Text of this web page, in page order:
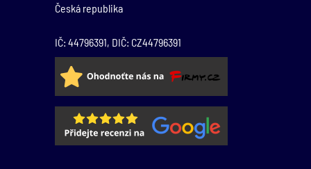
Česká republika
IČ: 44796391, DIČ: CZ44796391